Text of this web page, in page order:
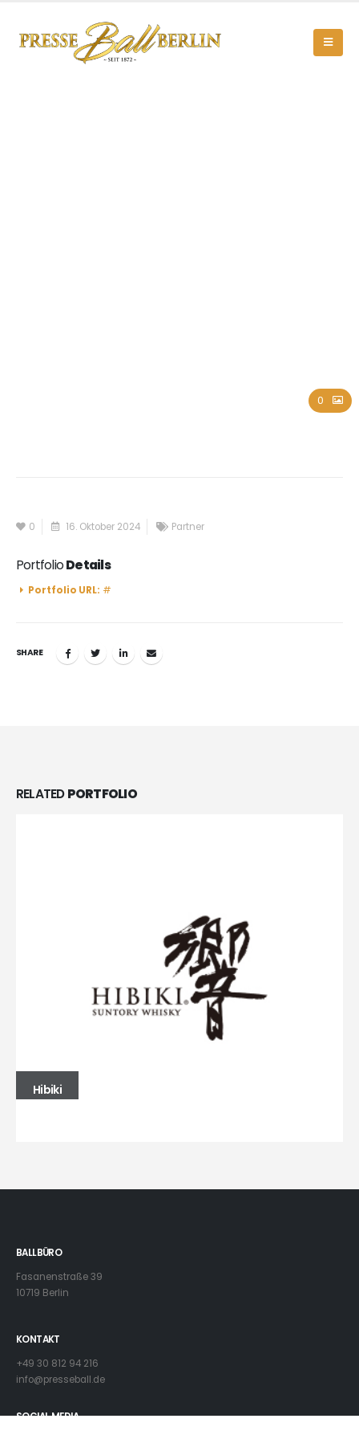
0
0 16. Oktober 2024 Partner
PortfolioDetails
Portfolio URL: #
SHARE
RELATEDPORTFOLIO
Hibiki
BALLBÜRO
Fasanenstraße 39
10719 Berlin
KONTAKT
+49 30 812 94 216
info@presseball.de
SOCIAL MEDIA